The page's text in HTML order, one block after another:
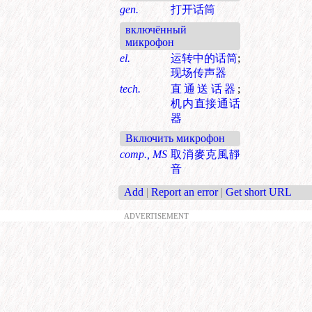
gen.
打开话筒
включённый
микрофон
el.
运转中的话筒;
现场传声器
tech.
直通送话器 ;
机内直接通话
器
Включить микрофон
comp., MS 取消麥克風靜
音
Add | Report an error | Get short URL
ADVERTISEMENT